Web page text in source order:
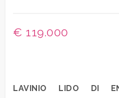
€ 119.000
LAVINIO LIDO DI